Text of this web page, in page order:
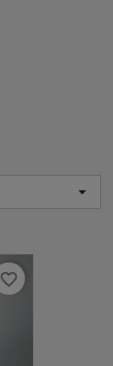

favorite_border